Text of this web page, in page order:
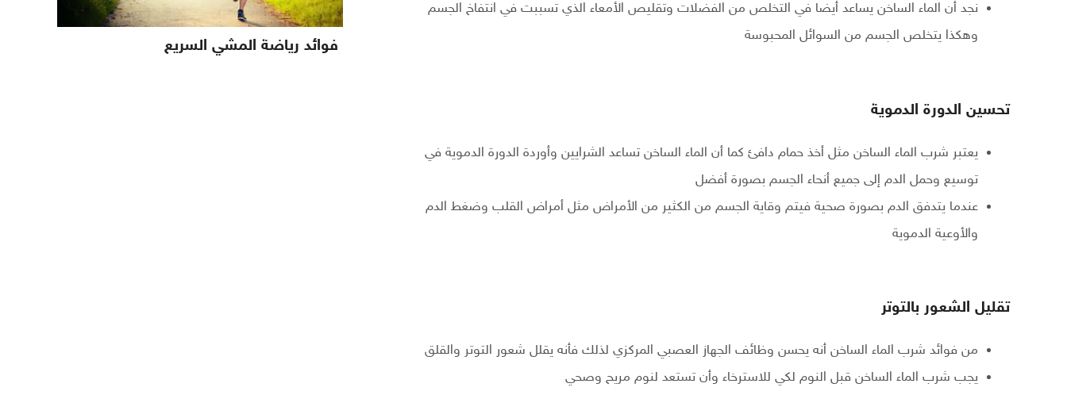
نجد أن الماء الساخن يساعد أيضا في التخلص من الفضلات وتقليص الأمعاء الذي تسببت في انتفاخ الجسم
وهكذا يتخلص الجسم من السوائل المحبوسة
تحسين الدورة الدموية
يعتبر شرب الماء الساخن مثل أخذ حمام دافئ كما أن الماء الساخن تساعد الشرايين وأوردة الدورة الدموية في
توسيع وحمل الدم إلى جميع أنحاء الجسم بصورة أفضل
عندما يتدفق الدم بصورة صحية فيتم وقاية الجسم من الكثير من الأمراض مثل أمراض القلب وضغط الدم
والأوعية الدموية
تقليل الشعور بالتوتر
من فوائد شرب الماء الساخن أنه يحسن وظائف الجهاز العصبي المركزي لذلك فأنه يقلل شعور التوتر والقلق
يجب شرب الماء الساخن قبل النوم لكي للاسترخاء وأن تستعد لنوم مريح وصحي
فوائد رياضة المشي السريع